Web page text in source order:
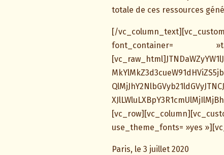
totale de ces ressources
[/
font_container=
use_theme_fonts= »yes
Paris, le 3 juillet 2020